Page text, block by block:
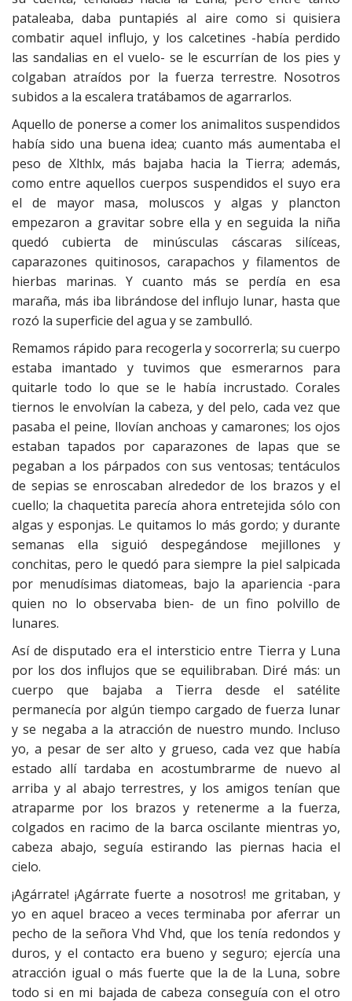
pataleaba, daba puntapiés al aire como si quisiera
combatir aquel influjo, y los calcetines -había perdido
las sandalias en el vuelo- se le escurrían de los pies y
colgaban atraídos por la fuerza terrestre. Nosotros
subidos a la escalera tratábamos de agarrarlos.
Aquello de ponerse a comer los animalitos suspendidos
había sido una buena idea; cuanto más aumentaba el
peso de Xlthlx, más bajaba hacia la Tierra; además,
como entre aquellos cuerpos suspendidos el suyo era
el de mayor masa, moluscos y algas y plancton
empezaron a gravitar sobre ella y en seguida la niña
quedó cubierta de minúsculas cáscaras silíceas,
caparazones quitinosos, carapachos y filamentos de
hierbas marinas. Y cuanto más se perdía en esa
maraña, más iba librándose del influjo lunar, hasta que
rozó la superficie del agua y se zambulló.
Remamos rápido para recogerla y socorrerla; su cuerpo
estaba imantado y tuvimos que esmerarnos para
quitarle todo lo que se le había incrustado. Corales
tiernos le envolvían la cabeza, y del pelo, cada vez que
pasaba el peine, llovían anchoas y camarones; los ojos
estaban tapados por caparazones de lapas que se
pegaban a los párpados con sus ventosas; tentáculos
de sepias se enroscaban alrededor de los brazos y el
cuello; la chaquetita parecía ahora entretejida sólo con
algas y esponjas. Le quitamos lo más gordo; y durante
semanas ella siguió despegándose mejillones y
conchitas, pero le quedó para siempre la piel salpicada
por menudísimas diatomeas, bajo la apariencia -para
quien no lo observaba bien- de un fino polvillo de
lunares.
Así de disputado era el intersticio entre Tierra y Luna
por los dos influjos que se equilibraban. Diré más: un
cuerpo que bajaba a Tierra desde el satélite
permanecía por algún tiempo cargado de fuerza lunar
y se negaba a la atracción de nuestro mundo. Incluso
yo, a pesar de ser alto y grueso, cada vez que había
estado allí tardaba en acostumbrarme de nuevo al
arriba y al abajo terrestres, y los amigos tenían que
atraparme por los brazos y retenerme a la fuerza,
colgados en racimo de la barca oscilante mientras yo,
cabeza abajo, seguía estirando las piernas hacia el
cielo.
¡Agárrate! ¡Agárrate fuerte a nosotros! me gritaban, y
yo en aquel braceo a veces terminaba por aferrar un
pecho de la señora Vhd Vhd, que los tenía redondos y
duros, y el contacto era bueno y seguro; ejercía una
atracción igual o más fuerte que la de la Luna, sobre
todo si en mi bajada de cabeza conseguía con el otro